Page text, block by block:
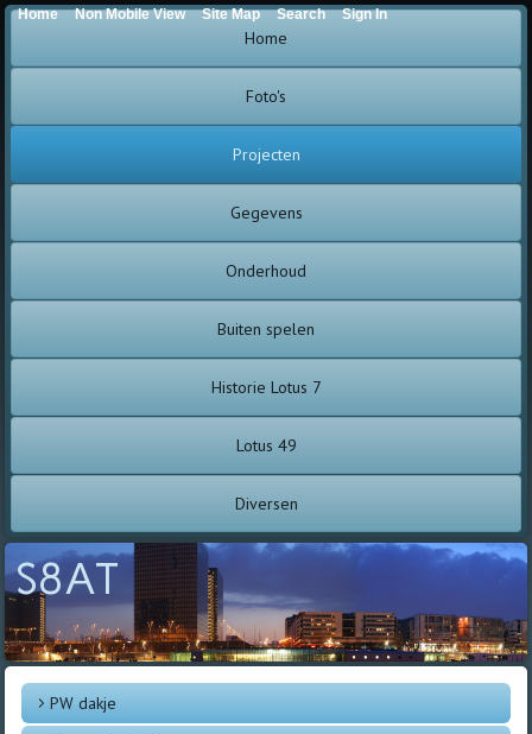
Home
Foto's
Projecten
Gegevens
Onderhoud
Buiten spelen
Historie Lotus 7
Lotus 49
Diversen
S8AT
PW dakje
Home Non Mobile View Site Map Search Sign In